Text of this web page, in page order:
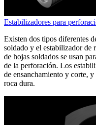
Estabilizadores para
Existen dos tipos diferentes
soldado y el estabilizador de
de hojas soldados se usan
de la perforación. Los
de ensanchamiento y corte,
roca dura.